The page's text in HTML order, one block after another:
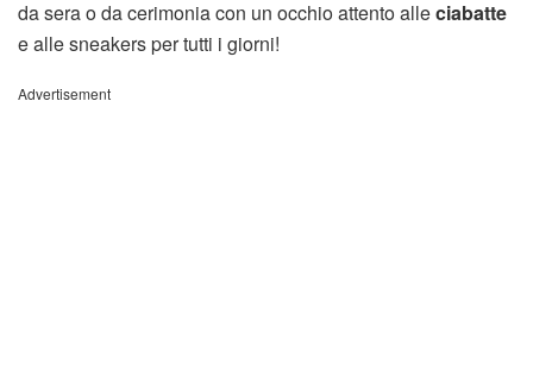
da sera o da cerimonia con un occhio attento alleciabatte
e alle sneakers per tutti i giorni!
Advertisement